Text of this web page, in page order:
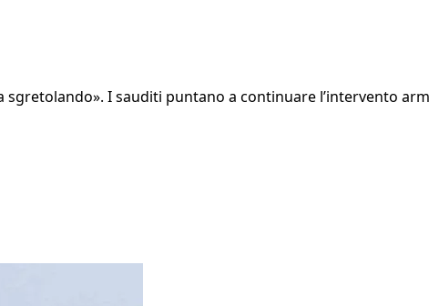
I sauditi puntano a continuare l’intervento